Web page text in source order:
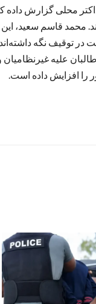
محلی گزارش داده
محمد قاسم سعید،
در توقیف نگه
علیه غیرنظامیان
را افزایش داده است.